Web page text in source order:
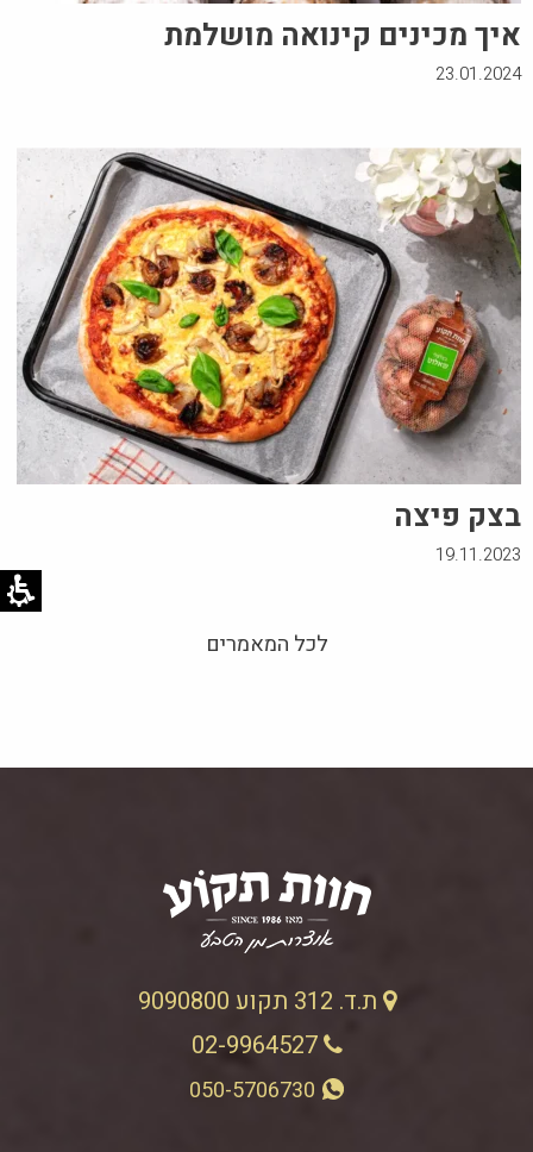
איך מכינים קינואה מושלמת
23.01.2024
בצק פיצה
19.11.2023
לכל המאמרים
ת.ד. 312 תקוע 9090800
02-9964527